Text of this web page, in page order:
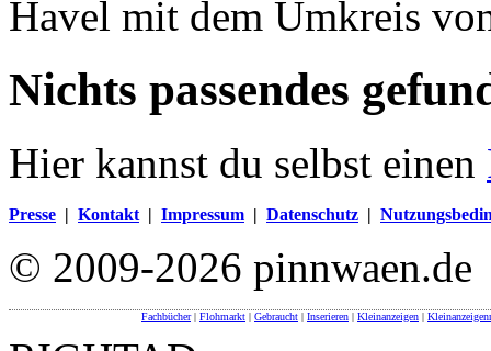
Havel mit dem Umkreis
Nichts passendes
Hier kannst du selbst einen
Presse | Kontakt | Impressum | Datenschutz |
© 2009-2026 pinnwaen.de
Fachbücher| Flohmarkt | Gebraucht | Inserieren | Kleinanzeigen |